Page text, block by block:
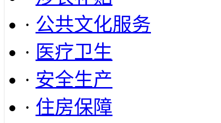
· 公共文化服务
· 医疗卫生
· 安全生产
· 住房保障